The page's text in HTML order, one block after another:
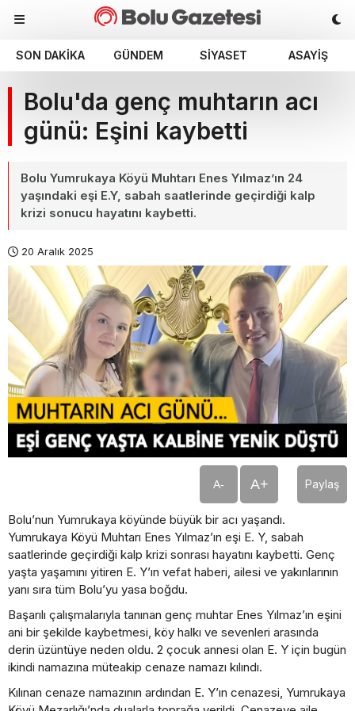
SON DAKIKA GÜNDEM SIYASET ASAYIŞ
Bolu'da genç muhtarın acı
günü: Eşini kaybetti
Bolu Yumrukaya Köyü Muhtarı Enes Yılmaz’ın 24
yaşındaki eşi E.Y, sabah saatlerinde geçirdiği kalp
krizi sonucu hayatını kaybetti.
20 Aralık 2025
A- A+ Paylaş
Bolu’nun Yumrukaya köyünde büyük bir acı yaşandı.
Yumrukaya Köyü Muhtarı Enes Yılmaz’ın eşi E. Y, sabah
saatlerinde geçirdiği kalp krizi sonrası hayatını kaybetti. Genç
yaşta yaşamını yitiren E. Y’ın vefat haberi, ailesi ve yakınlarının
yanı sıra tüm Bolu’yu yasa boğdu.
Başarılı çalışmalarıyla tanınan genç muhtar Enes Yılmaz’ın eşini
ani bir şekilde kaybetmesi, köy halkı ve sevenleri arasında
derin üzüntüye neden oldu. 2 çocuk annesi olan E. Y için bugün
ikindi namazına müteakip cenaze namazı kılındı.
Kılınan cenaze namazının ardından E. Y’ın cenazesi, Yumrukaya